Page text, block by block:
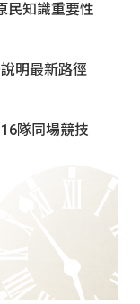
民知識重要性
明最新路徑
隊同場競技